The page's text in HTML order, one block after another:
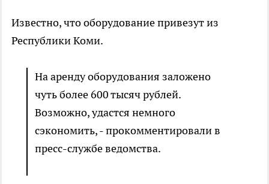
Известно, что оборудование привезут из
Республики Коми.
На аренду оборудования заложено
чуть более 600 тысяч рублей.
Возможно, удастся немного
сэкономить, - прокомментировали в
пресс-службе ведомства.